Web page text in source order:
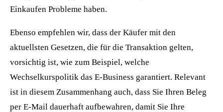
Einkaufen Probleme haben.
Ebenso empfehlen wir, dass der Käufer mit den
aktuellsten Gesetzen, die für die Transaktion gelten,
vorsichtig ist, wie zum Beispiel, welche
Wechselkurspolitik das E-Business garantiert. Relevant
ist in diesem Zusammenhang auch, dass Sie Ihren Beleg
per E-Mail dauerhaft aufbewahren, damit Sie Ihre